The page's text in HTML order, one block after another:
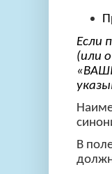
Если
(или
В